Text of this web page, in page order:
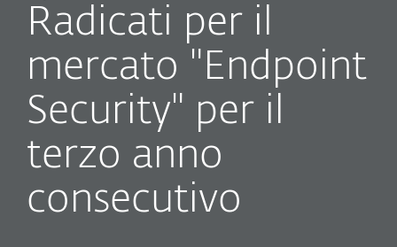
Radicati per il
mercato "Endpoint
Security" per il
terzo anno
consecutivo